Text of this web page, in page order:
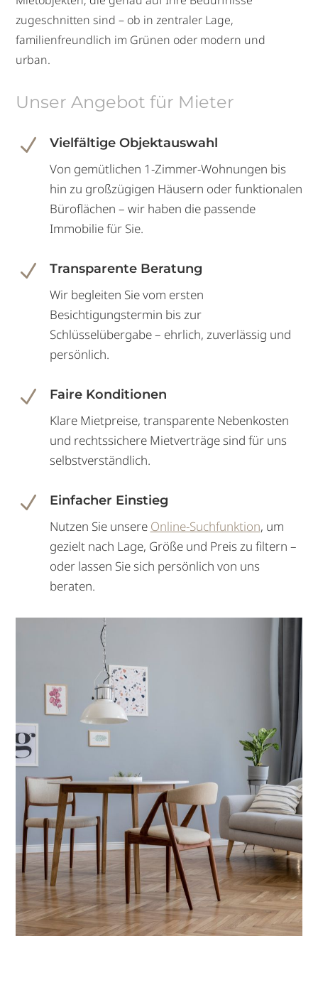
zugeschnitten sind – ob in zentraler Lage,
familienfreundlich im Grünen oder modern und
urban.
Unser Angebot für Mieter
N Vielfältige Objektauswahl
Von gemütlichen 1-Zimmer-Wohnungen bis
hin zu großzügigen Häusern oder funktionalen
Büroflächen – wir haben die passende
Immobilie für Sie.
N Transparente Beratung
Wir begleiten Sie vom ersten
Besichtigungstermin bis zur
Schlüsselübergabe – ehrlich, zuverlässig und
persönlich.
N Faire Konditionen
Klare Mietpreise, transparente Nebenkosten
und rechtssichere Mietverträge sind für uns
selbstverständlich.
N Einfacher Einstieg
Nutzen Sie unsere Online-Suchfunktion, um
gezielt nach Lage, Größe und Preis zu filtern –
oder lassen Sie sich persönlich von uns
beraten.